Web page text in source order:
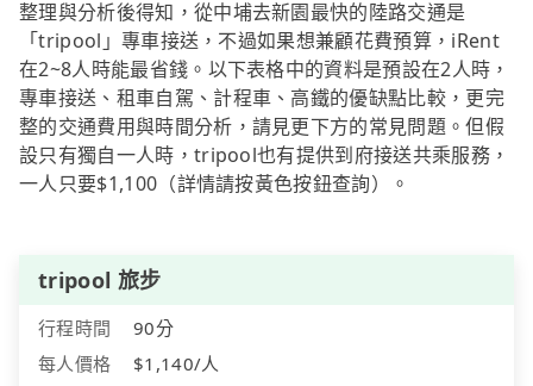
整理與分析後得知，從中埔去新園最快的陸路交通是
「tripool」專車接送，不過如果想兼顧花費預算，iRent
在2~8人時能最省錢。以下表格中的資料是預設在2人時，
專車接送、租車自駕、計程車、高鐵的優缺點比較，更完
整的交通費用與時間分析，請見更下方的常見問題。但假
設只有獨自一人時，tripool也有提供到府接送共乘服務，
一人只要$1,100（詳情請按黃色按鈕查詢）。
tripool 旅步
行程時間
90分
每人價格
$1,140/人